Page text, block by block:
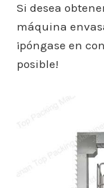
Si desea
máquina
¡póngase en
posible!